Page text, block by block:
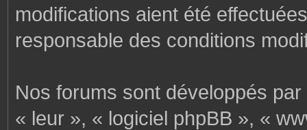
modifications aient été
responsable des conditions
Nos forums sont développés
« leur », « logiciel phpBB », «